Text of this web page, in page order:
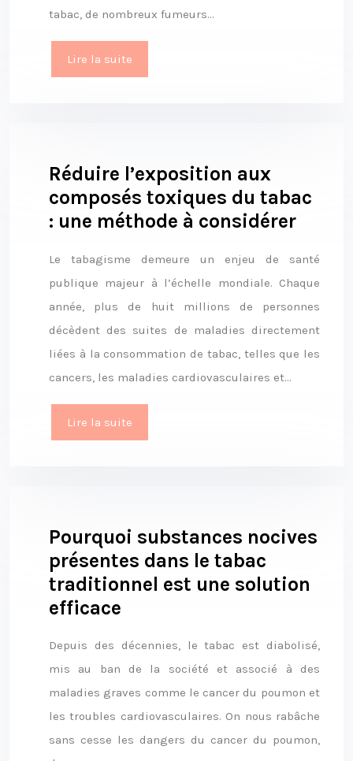
tabac, de nombreux fumeurs…
Lire la suite
Réduire l’exposition aux
composés toxiques du tabac
: une méthode à considérer
Le tabagisme demeure un enjeu de santé
publique majeur à l’échelle mondiale. Chaque
année, plus de huit millions de personnes
décèdent des suites de maladies directement
liées à la consommation de tabac, telles que les
cancers, les maladies cardiovasculaires et…
Lire la suite
Pourquoi substances nocives
présentes dans le tabac
traditionnel est une solution
efficace
Depuis des décennies, le tabac est diabolisé,
mis au ban de la société et associé à des
maladies graves comme le cancer du poumon et
les troubles cardiovasculaires. On nous rabâche
sans cesse les dangers du cancer du poumon,